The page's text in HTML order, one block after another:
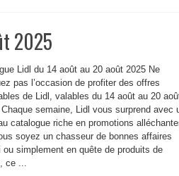
2025
Lidl du 14 août au 20 août 2025 Ne
pas l’occasion de profiter des offres
de Lidl, valables du 14 août au 20
semaine, Lidl vous surprend avec
catalogue riche en promotions
soyez un chasseur de bonnes affaires
ou simplement en quête de produits de
ce ...